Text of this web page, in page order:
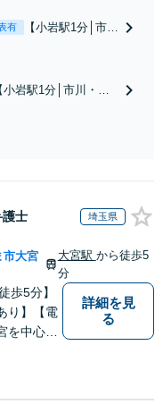
有
【小岩駅1分│市
回避、裁判提起前
の和解、子の認知
離婚に関するお悩
みは、お気軽にご
ディア出演】【早
朝・夜間対応可】
小岩駅1分│市川・船
江戸川区内出張サー
い地域の皆さまも、
ください【メディア
演】【早朝・夜間・
日対応可】
護士 埼玉県
市大宮
大宮駅 から徒歩5
分
歩5分】
り】【電
を中心
詳細を見
る